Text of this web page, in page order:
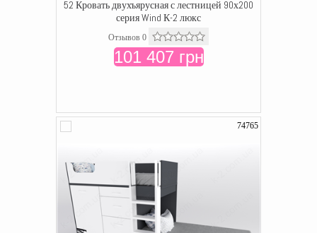
52 Кровать двухъярусная с лестницей 90х200
серия Wind К-2 люкс
Отзывов 0
101 407 грн
74765